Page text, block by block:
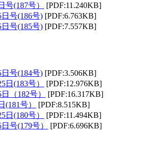
号(187号）
[PDF:11.240KB]
号(186号) [PDF:6.763KB]
号(185号) [PDF:7.557KB]
号(184号) [PDF:3.506KB]
日(183号）
[PDF:12.976KB]
（182号）
[PDF:16.317KB]
(181号）
[PDF:8.515KB]
日(180号）
[PDF:11.494KB]
号(179号）
[PDF:6.696KB]